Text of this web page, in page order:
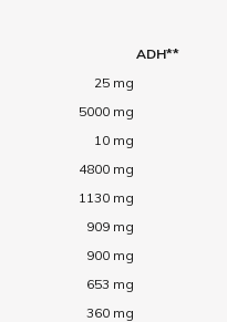
ADH**
25 mg
5000 mg
10 mg
4800 mg
1130 mg
909 mg
900 mg
653 mg
360 mg